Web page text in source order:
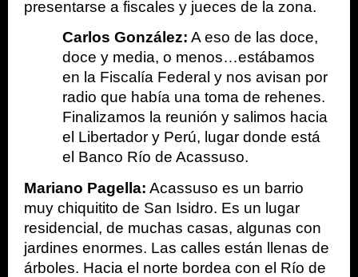
presentarse a fiscales y jueces de la zona.
Carlos González: A eso de las doce,
doce y media, o menos…estábamos
en la Fiscalía Federal y nos avisan por
radio que había una toma de rehenes.
Finalizamos la reunión y salimos hacia
el Libertador y Perú, lugar donde está
el Banco Río de Acassuso.
Mariano Pagella: Acassuso es un barrio
muy chiquitito de San Isidro. Es un lugar
residencial, de muchas casas, algunas con
jardines enormes. Las calles están llenas de
árboles. Hacia el norte bordea con el Río de